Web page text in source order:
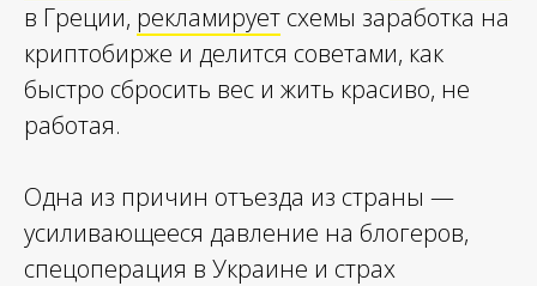
в Греции, рекламирует схемы заработка на
криптобирже и делится советами, как
быстро сбросить вес и жить красиво, не
работая.
Одна из причин отъезда из страны —
усиливающееся давление на блогеров,
спецоперация в Украине и страх